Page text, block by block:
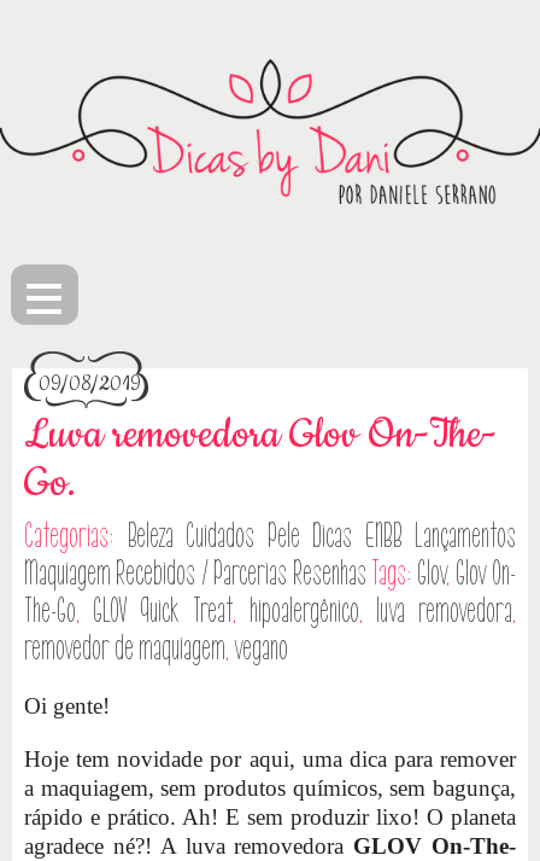
≡
09/08/2019
Luva removedora Glov On-The-
Go.
Categorias: Beleza Cuidados Pele Dicas ENBB
Lançamentos
Maquiagem Recebidos / Parcerias Resenhas Tags: Glov, Glov On-
The-Go, GLOV Quick Treat, hipoalergênico, luva removedora,
removedor de maquiagem,vegano
Oi gente!
Hoje tem novidade por aqui, uma dica para remover
a maquiagem, sem produtos químicos, sem bagunça,
rápido e prático. Ah! E sem produzir lixo! O planeta
agradece né?! A luva removedora GLOV On-The-